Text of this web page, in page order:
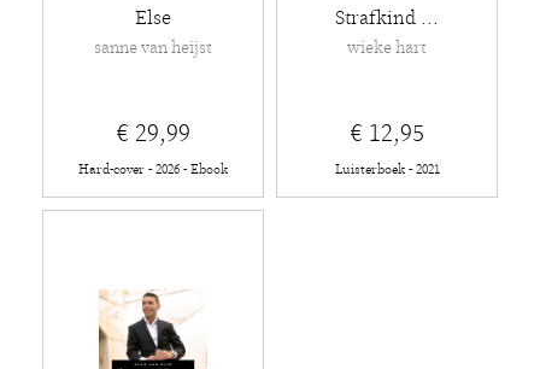
Else
sanne van heijst
€ 29,99
Hard-cover - 2026 - Ebook
Strafkind ...
wieke hart
€ 12,95
Luisterboek - 2021